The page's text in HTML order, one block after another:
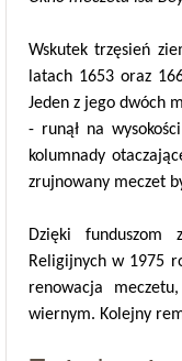
Wskutek trzęsień
latach 1653 oraz
Jeden z jego dwóch
- runął na
kolumnady
zrujnowany meczet
Dzięki funduszom
Religijnych w 1975
renowacja
wiernym. Kolejny